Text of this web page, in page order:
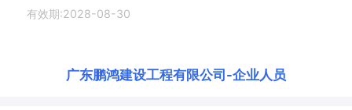
有效期:2028-08-30
广东鹏鸿建设工程有限公司 -企业人员